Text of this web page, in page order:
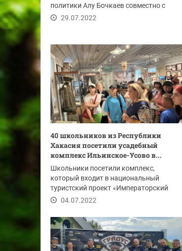
политики Алу Бочкаев совместно с
членами партии...
29.07.2022
40 школьников из Республики
Хакасия посетили усадебный
комплекс Ильинское-Усово в...
Школьники посетили комплекс,
который входит в национальный
туристский проект «Императорский
маршрут», в субботу, 4...
04.07.2022